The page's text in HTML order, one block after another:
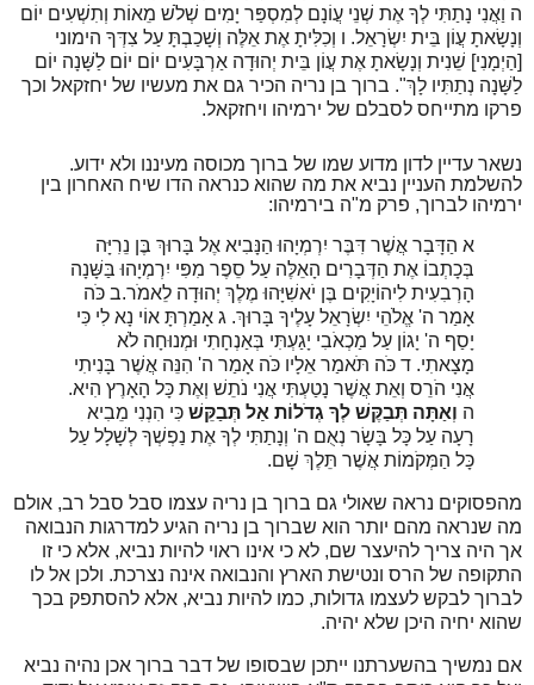
ה וַאֲנִי נָתַתִּי לְךָ אֶת שְׁנֵי עֲו‍ֹנָם לְמִסְפַּר יָמִים שְׁלֹשׁ מֵאוֹת וְתִשְׁעִים יוֹם
וְנָשָׂאתָ עֲו‍ֹן בֵּית יִשְׂרָאֵל. ו וְכִלִּיתָ אֶת אֵלֶּה וְשָׁכַבְתָּ עַל צִדְּךָ הימוני
[הַיְמָנִי] שֵׁנִית וְנָשָׂאתָ אֶת עֲו‍ֹן בֵּית יְהוּדָה אַרְבָּעִים יוֹם יוֹם לַשָּׁנָה יוֹם
לַשָּׁנָה נְתַתִּיו לָךְ". ברוך בן נריה הכיר גם את מעשיו של יחזקאל וכך
פרקו מתייחס לסבלם של ירמיהו ויחזקאל.
נשאר עדיין לדון מדוע שמו של ברוך מכוסה מעיננו ולא ידוע.
להשלמת העניין נביא את מה שהוא כנראה הדו שיח האחרון בין
ירמיהו לברוך, פרק מ"ה בירמיהו:
א הַדָּבָר אֲשֶׁר דִּבֶּר יִרְמְיָהוּ הַנָּבִיא אֶל בָּרוּךְ בֶּן נֵרִיָּה
בְּכָתְבוֹ אֶת הַדְּבָרִים הָאֵלֶּה עַל סֵפֶר מִפִּי יִרְמְיָהוּ בַּשָּׁנָה
הָרְבִעִית לִיהוֹיָקִים בֶּן יֹאשִׁיָּהוּ מֶלֶךְ יְהוּדָה לֵאמֹר.ב כֹּה
אָמַר ה' אֱלֹהֵי יִשְׂרָאֵל עָלֶיךָ בָּרוּךְ. ג אָמַרְתָּ אוֹי נָא לִי כִּי
יָסַף ה' יָגוֹן עַל מַכְאֹבִי יָגַעְתִּי בְּאַנְחָתִי וּמְנוּחָה לֹא
מָצָאתִי. ד כֹּה תֹּאמַר אֵלָיו כֹּה אָמַר ה' הִנֵּה אֲשֶׁר בָּנִיתִי
אֲנִי הֹרֵס וְאֵת אֲשֶׁר נָטַעְתִּי אֲנִי נֹתֵשׁ וְאֶת כָּל הָאָרֶץ הִיא.
ה וְאַתָּה תְּבַקֶּשׁ לְךָ גְדֹלוֹת אַל תְּבַקֵּשׁ כִּי הִנְנִי מֵבִיא
רָעָה עַל כָּל בָּשָׂר נְאֻם ה' וְנָתַתִּי לְךָ אֶת נַפְשְׁךָ לְשָׁלָל עַל
כָּל הַמְּקֹמוֹת אֲשֶׁר תֵּלֶךְ שָׁם.
מהפסוקים נראה שאולי גם ברוך בן נריה עצמו סבל סבל רב, אולם
מה שנראה מהם יותר הוא שברוך בן נריה הגיע למדרגות הנבואה
אך היה צריך להיעצר שם, לא כי אינו ראוי להיות נביא, אלא כי זו
התקופה של הרס ונטישת הארץ והנבואה אינה נצרכת. ולכן אל לו
לברוך לבקש לעצמו גדולות, כמו להיות נביא, אלא להסתפק בכך
שהוא יחיה היכן שלא יהיה.
אם נמשיך בהשערתנו ייתכן שבסופו של דבר ברוך אכן נהיה נביא